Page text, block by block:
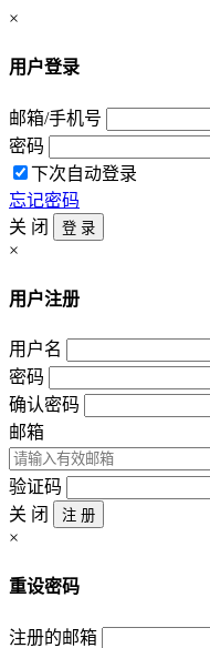
×
用户登录
邮箱/手机号
密码
下次自动登录
忘记密码
关 闭
登 录
×
用户注册
用户名
密码
确认密码
邮箱
验证码
关 闭
注 册
×
重设密码
注册的邮箱